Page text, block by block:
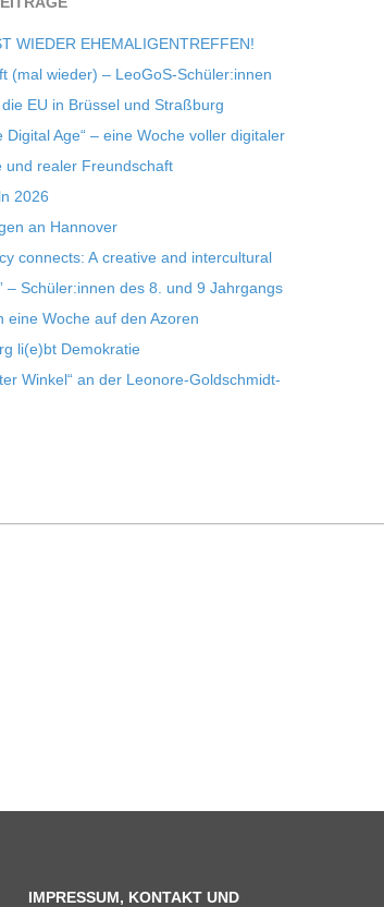
WIEDER EHEMALIGENTREFFEN!
(mal wie­der) – LeoGoS-Schüler:innen
EU in Brüs­sel und Straßburg
Digi­tal Age“ – eine Woche vol­ler digi­ta­ler
und rea­ler Freundschaft
2026
an Hannover
con­nects: A crea­tive and inter­cul­tu­ral
– Schüler:innen des 8. und 9 Jahr­gangs
eine Woche auf den Azoren
li(e)bt Demokratie
Win­kel“ an der Leonore-Goldschmidt-
IMPRESSUM, KONTAKT UND